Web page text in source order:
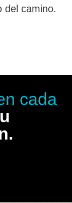
del camino.
cada